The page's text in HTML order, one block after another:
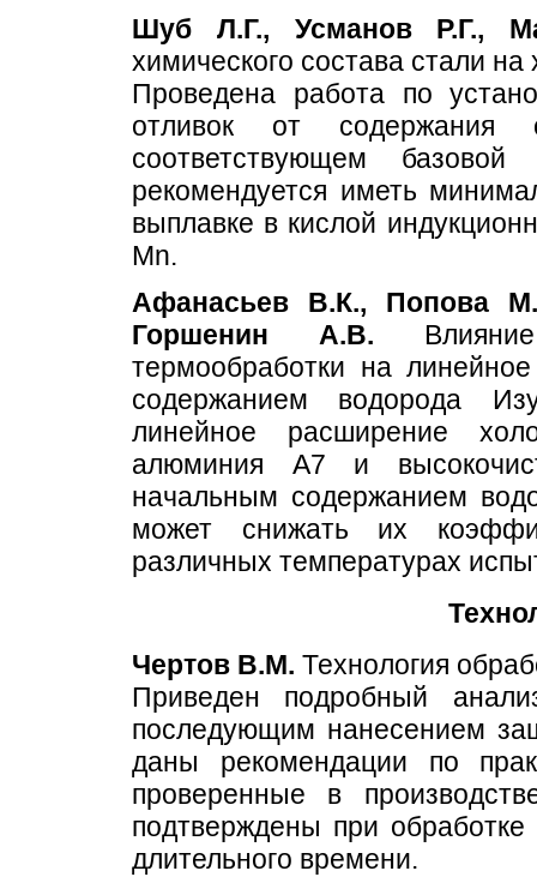
Шуб Л.Г., Усманов Р.Г.,
химического состава стали на
Проведена работа по
отливок от содержания
соответствующем
рекомендуется иметь
выплавке в кислой
Mn.
Афанасьев В.К., Попова
Горшенин А.В.
термообработки на
содержанием водорода
линейное расширение
алюминия А7 и
начальным содержанием
может снижать их
различных температурах
Чертов В.М. Технология
Приведен подробный
последующим нанесением
даны рекомендации по
проверенные в
подтверждены при
длительного времени.